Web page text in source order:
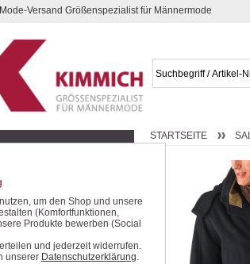
Versand Größenspezialist für Männermode
/ SALE
/ Blousons
/ Janker
/ Baukasten
STARTSEITE
um den Shop und unsere
(Komfortfunktionen,
Produkte bewerben (Social
und jederzeit widerrufen.
unserer Datenschutzerklärung.